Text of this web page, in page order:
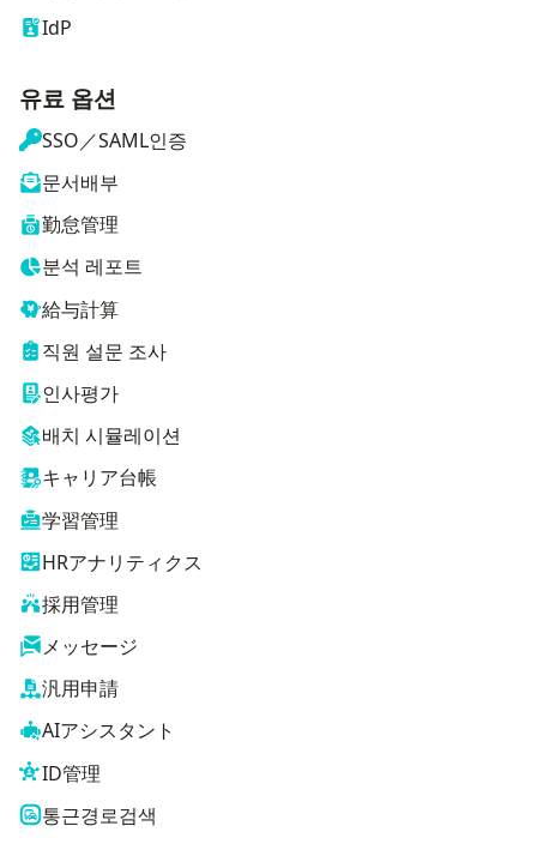
IdP
유료 옵션
SSO／SAML인증
문서배부
勤怠管理
분석 레포트
給与計算
직원 설문 조사
인사평가
배치 시뮬레이션
キャリア台帳
学習管理
HRアナリティクス
採用管理
メッセージ
汎用申請
AIアシスタント
ID管理
통근경로검색